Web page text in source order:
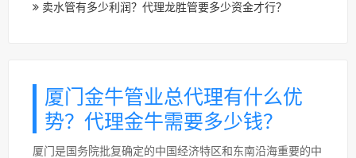
卖水管有多少利润？代理龙胜管要多少资金才行？
厦门金牛管业总代理有什么优
势？代理金牛需要多少钱？
厦门是国务院批复确定的中国经济特区和东南沿海重要的中